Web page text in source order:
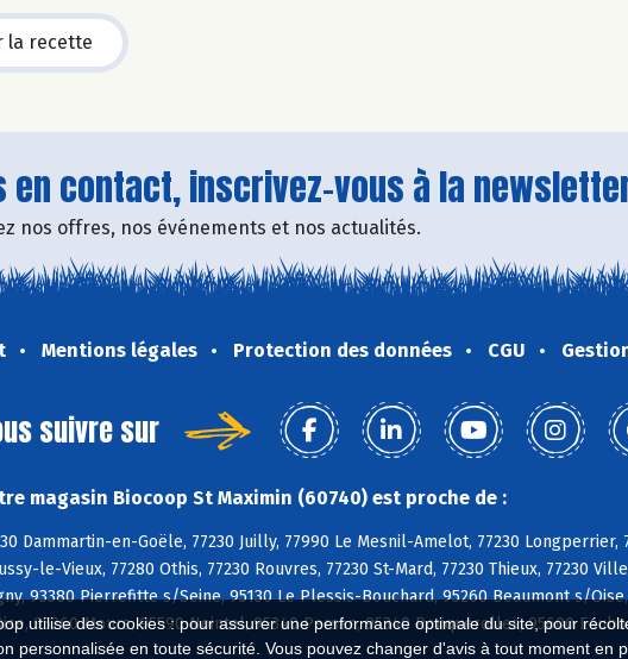
utilise des cookies : pour assurer une performance optimale du site, pour
personnalisée en toute sécurité. Vous pouvez changer d'avis à tout moment en
la recette
en contact, inscrivez-vous à la
nos offres, nos événements et nos actualités.
Mentions légales Protection des données CGU
suivre sur
magasin Biocoop St Maximin (60740) est proche de :
Dammartin-en-Goële, 77230 Juilly, 77990 Le Mesnil-Amelot, 77230
le-Vieux, 77280 Othis, 77230 Rouvres, 77230 St-Mard, 77230 Thieux, 77230
93380 Pierrefitte s/Seine, 95130 Le Plessis-Bouchard, 95260 Beaumont s/
95260 Mours, 95590 Nointel, 95340 Persan, 95340 Ronquerolles, 95600